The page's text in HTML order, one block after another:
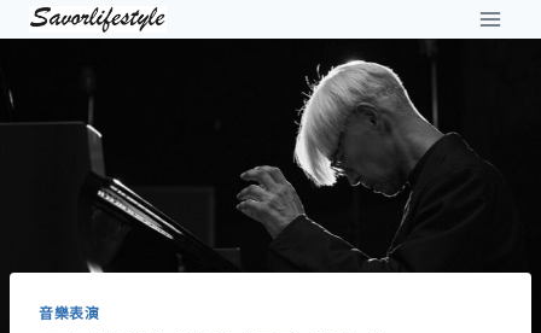
Skip
音樂表演